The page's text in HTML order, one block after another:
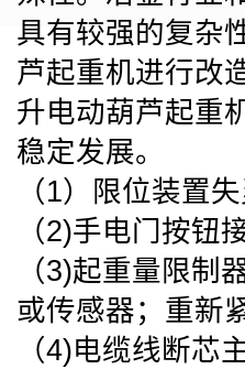
具有较强的复杂
芦起重机进行改
升电动葫芦起重
稳定发展。
（1）限位装置
（2)手电门按钮
（3)起重量限制
或传感器；重新
（4)电缆线断芯